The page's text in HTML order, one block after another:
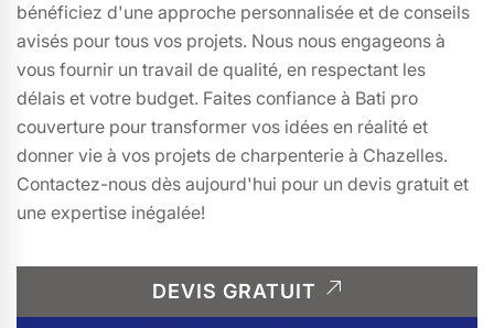
bénéficiez d'une approche personnalisée et de conseils
avisés pour tous vos projets. Nous nous engageons à
vous fournir un travail de qualité, en respectant les
délais et votre budget. Faites confiance à Bati pro
couverture pour transformer vos idées en réalité et
donner vie à vos projets de charpenterie à Chazelles.
Contactez-nous dès aujourd'hui pour un devis gratuit et
une expertise inégalée!
DEVIS GRATUIT